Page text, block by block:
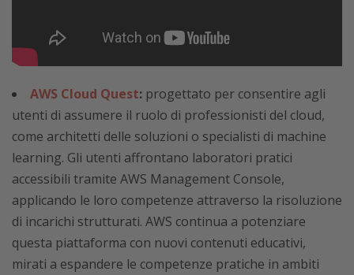
AWS Cloud Quest: progettato per consentire agli
utenti di assumere il ruolo di professionisti del cloud,
come architetti delle soluzioni o specialisti di machine
learning. Gli utenti affrontano laboratori pratici
accessibili tramite AWS Management Console,
applicando le loro competenze attraverso la risoluzione
di incarichi strutturati. AWS continua a potenziare
questa piattaforma con nuovi contenuti educativi,
mirati a espandere le competenze pratiche in ambiti